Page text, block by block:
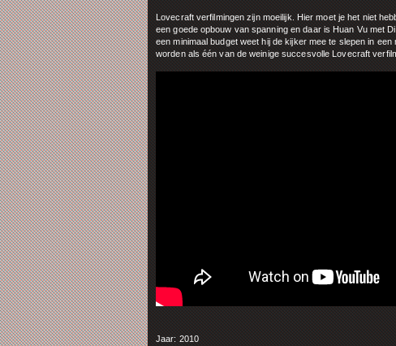
Lovecraft verfilmingen zijn moeilijk. Hier moet je het niet
een goede opbouw van spanning en daar is Huan Vu met
een minimaal budget weet hij de kijker mee te slepen in
worden als één van de weinige succesvolle Lovecraft
Jaar: 2010